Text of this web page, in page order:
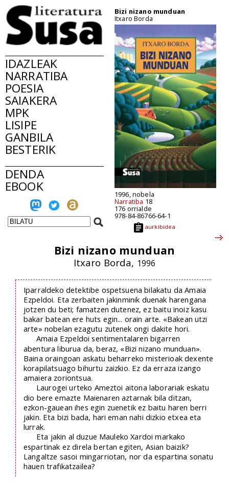
IDAZLEAK
NARRATIBA
POESIA
SAIAKERA
MPK
LISIPE
GANBILA
BESTERIK
DENDA
EBOOK
Bizi nizano munduan
Itxaro Borda
1996, nobela
Narratiba 18
176 orrialde
978-84-86766-64-1
aurkibidea
Bizi nizano munduan
Itxaro Borda, 1996
Iparraldeko detektibe ospetsuena bilakatu da Amaia
Ezpeldoi. Eta zerbaiten jakinminik duenak harengana
jotzen du beti; famatzen dutenez, ez baitu inoiz kasu
bakar batean ere huts egin... orain arte. «Bakean utzi
arte» nobelan ezagutu zutenek ongi dakite hori.
Amaia Ezpeldoi sentimentalaren bigarren
abentura liburua da, beraz, «Bizi nizano munduan».
Baina oraingoan askatu beharreko misterioak dexente
korapilatsuago bihurtu zaizkio. Ez da erraza izango
amaiera zoriontsua.
Laurogei urteko Ameztoi aitona laborariak eskatu
dio bere emazte Maienaren aztarnak bila ditzan,
ezkon-gauean ihes egin zuenetik ez baitu haren berri
jakin. Eta bizi bada, hari eman nahi dizkio etxea eta
lurrak.
Eta jakin al duzue Mauleko Xardoi markako
espartinak ez direla bertan egiten, Asian baizik?
Langaltze sasoi mingarriotan, nor da espartina sonatu
hauen trafikatzailea?